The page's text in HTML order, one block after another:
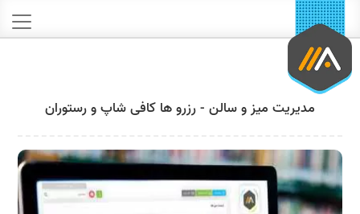
مدیریت میز و سالن - رزرو ها کافی شاپ و رستوران